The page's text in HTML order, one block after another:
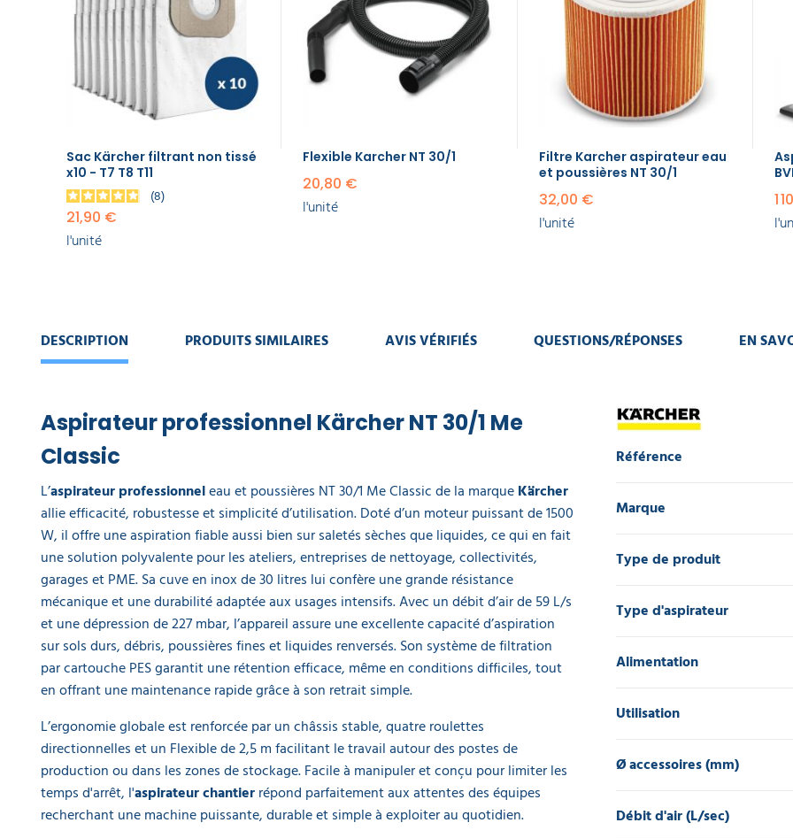
PROTECTION
INDIVIDUELLE
GAMME
ÉCOLOGIQUE
PROMOS
x10 - T7
T8 T11
21,90 €
l'unité
Flexible
20,80 €
l'unité
Filtre
Karcher
aspirateur
l'unité
Kärcher
BVL 5/1
Bp Pack
1 109,00 €
Sacs
aspirateur
classe M
filtrants
non tissés
NT 30/1 x
10
37,90 €
l'unité
aspirateur
pour sols
durs
Karcher
92,90 €
l'unité
Sac Kärcher filtrant non tissé
x10 - T7 T8 T11
8
21,90 €
l'unité
Flexible Karcher NT 30/1
20,80 €
l'unité
Filtre Karcher aspirateur eau
et poussières NT 30/1
32,00 €
l'unité
1
DESCRIPTION PRODUITS SIMILAIRES AVIS VÉRIFIÉS QUESTIONS/RÉPONSES EN
Aspirateur professionnel Kärcher NT 30/1 Me
Classic
L’aspirateur professionneleau et poussières NT 30/1 Me Classic de la marqueKärcher
allie efficacité, robustesse et simplicité d’utilisation. Doté d’un moteur puissant de 1500
W, il offre une aspiration fiable aussi bien sur saletés sèches que liquides, ce qui en fait
une solution polyvalente pour les ateliers, entreprises de nettoyage, collectivités,
garages et PME. Sa cuve en inox de 30 litres lui confère une grande résistance
mécanique et une durabilité adaptée aux usages intensifs. Avec un débit d’air de 59 L/s
et une dépression de 227 mbar, l’appareil assure une excellente capacité d’aspiration
sur sols durs, débris, poussières fines et liquides renversés. Son système de filtration
par cartouche PES garantit une rétention efficace, même en conditions difficiles, tout
en offrant une maintenance rapide grâce à son retrait simple.
L’ergonomie globale est renforcée par un châssis stable, quatre roulettes
directionnelles et un Flexible de 2,5 m facilitant le travail autour des postes de
production ou dans les zones de stockage. Facile à manipuler et conçu pour limiter les
temps d'arrêt, l'aspirateur chantierrépond parfaitement aux attentes des équipes
recherchant une machine puissante, durable et simple à exploiter au quotidien.
Référence
Marque
Type de produit
Type d'aspirateur
Alimentation
Utilisation
Ø accessoires (mm)
Débit d'air (L/sec)